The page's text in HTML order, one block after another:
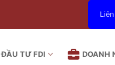
ĐẦU TƯ FDI DOANH